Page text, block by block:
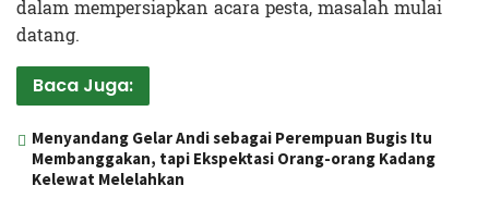
dalam mempersiapkan acara pesta, masalah mulai
datang.
Baca Juga:
Menyandang Gelar Andi sebagai Perempuan Bugis Itu
Membanggakan, tapi Ekspektasi Orang-orang Kadang
Kelewat Melelahkan